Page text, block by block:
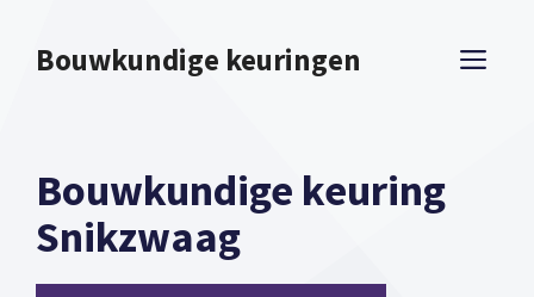
naarBouwkundige keuringen
Bouwkundige keuring
Snikzwaag